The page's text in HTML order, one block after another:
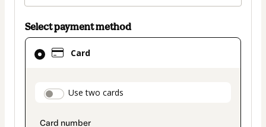
Select payment method
Card
payment_data.section_title_v2
Use two cards
Card
selected
method